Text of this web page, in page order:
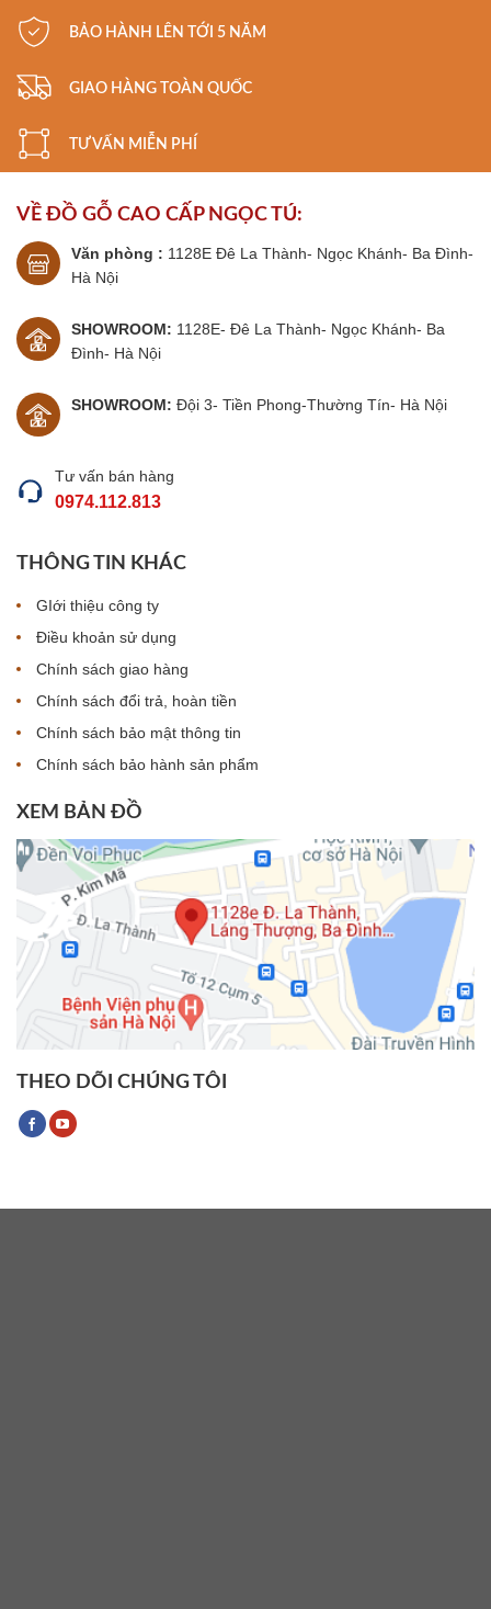
Miễn phí vận chuyển và lắp đặt
Tặng kèm sơn kê bát hương trị giá 300.000đ
Đồ Gỗ cao cấp Ngọc Tú
🏢 Showroom 2: Đội 3, Tiền Phong, Thường Tín, Hà Nội
📞 Hotline: 0974 112 813
BẢO HÀNH LÊN TỚI 5 NĂM
GIAO HÀNG TOÀN QUỐC
TƯ VẤN MIỄN PHÍ
VỀ ĐỒ GỖ CAO CẤP NGỌC TÚ:
Văn phòng : 1128E Đê La Thành- Ngọc Khánh- Ba Đình-
Hà Nội
SHOWROOM: 1128E- Đê La Thành- Ngọc Khánh- Ba
Đình- Hà Nội
SHOWROOM: Đội 3- Tiền Phong-Thường Tín- Hà Nội
Tư vấn bán hàng
0974.112.813
THÔNG TIN KHÁC
GIới thiệu công ty
Điều khoản sử dụng
Chính sách giao hàng
Chính sách đổi trả, hoàn tiền
Chính sách bảo mật thông tin
Chính sách bảo hành sản phẩm
XEM BẢN ĐỒ
THEO DÕI CHÚNG TÔI